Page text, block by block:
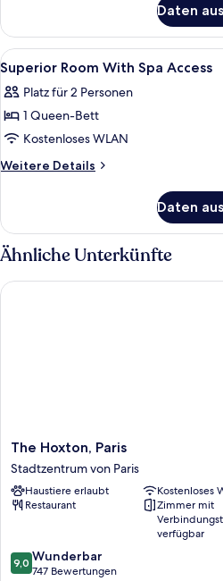
Spa
Access
anzeigen
Room
With
Terrace
And
Spa
Access
Daten
Alle
Fotos
für
Superior
Room
With
anzeigen
4
Superior Room With Spa Access
Platz für 2 Personen
1 Queen-Bett
Kostenloses WLAN
Weitere Details
Weitere
Room
With
Spa
Daten
Ähnliche Unterkünfte
The
Hoxton,
Paris
Stadtzentrum
von
The Hoxton, Paris
Stadtzentrum von Paris
Haustiere erlaubt
Kostenloses
Restaurant
Zimmer mit
verfügbar
9.0
von
9,0 Wunderbar
747 Bewertungen
The Hoxton, Paris